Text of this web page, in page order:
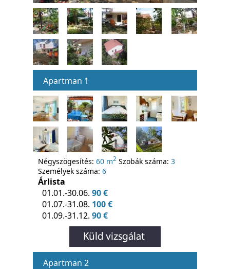
múzeumok
Apartman 1
Négyszögesítés: 60 m2 Szobák száma: 3
Személyek száma: 6
Árlista
01.01.-30.06. 90 €
01.07.-31.08. 100 €
01.09.-31.12. 90 €
Apartman 2